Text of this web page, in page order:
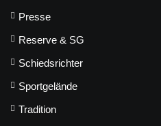
Presse
Reserve & SG
Schiedsrichter
Sportgelände
Tradition